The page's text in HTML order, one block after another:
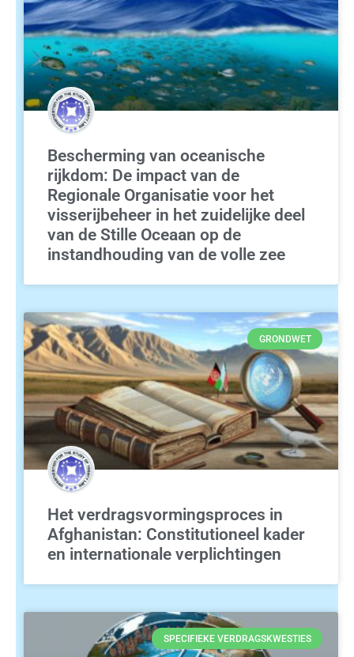
Bescherming van oceanische
rijkdom: De impact van de
Regionale Organisatie voor het
visserijbeheer in het zuidelijke deel
van de Stille Oceaan op de
instandhouding van de volle zee
GRONDWET
Het verdragsvormingsproces in
Afghanistan: Constitutioneel kader
en internationale verplichtingen
SPECIFIEKE VERDRAGSKWESTIES